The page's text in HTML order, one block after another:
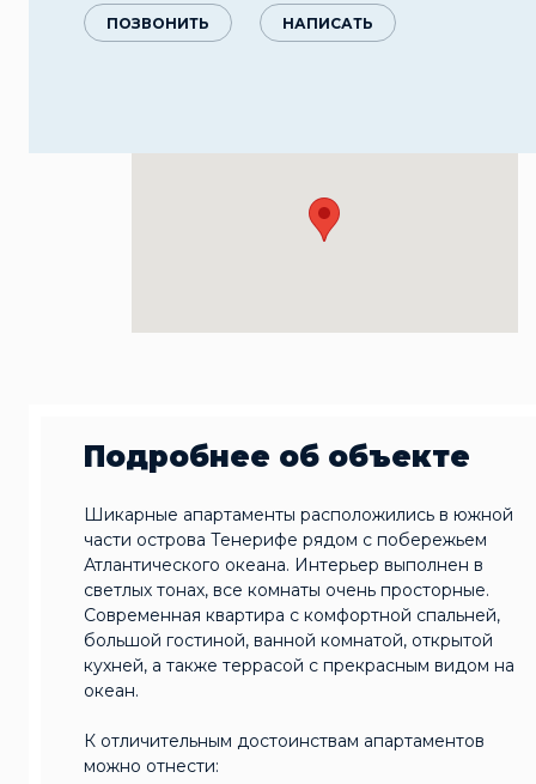
ПОЗВОНИТЬ НАПИСАТЬ
Подробнее об объекте
Шикарные апартаменты расположились в южной
части острова Тенерифе рядом с побережьем
Атлантического океана. Интерьер выполнен в
светлых тонах, все комнаты очень просторные.
Современная квартира с комфортной спальней,
большой гостиной, ванной комнатой, открытой
кухней, а также террасой с прекрасным видом на
океан.
К отличительным достоинствам апартаментов
можно отнести: